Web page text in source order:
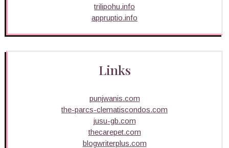
trilipohu.info
appruptio.info
Links
punjwanis.com
the-parcs-clematiscondos.com
jusu-gb.com
thecarepet.com
blogwriterplus.com